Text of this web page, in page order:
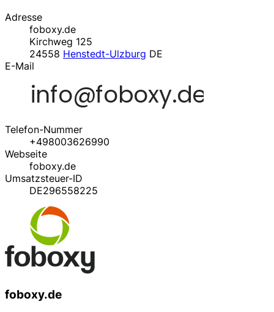
Adresse
foboxy.de
Kirchweg 125
24558 Henstedt-Ulzburg DE
E-Mail
Telefon-Nummer
+498003626990
Webseite
foboxy.de
Umsatzsteuer-ID
DE296558225
foboxy.de